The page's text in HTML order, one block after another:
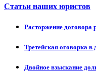
Статьи наших юристов
Расторжение договора
Третейская оговорка в
Двойное взыскание